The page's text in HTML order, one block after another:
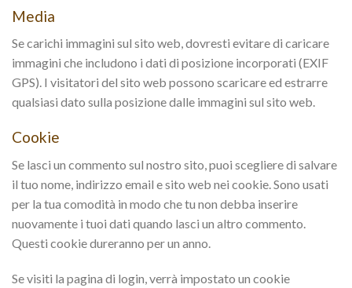
Media
Se carichi immagini sul sito web, dovresti evitare di caricare
immagini che includono i dati di posizione incorporati (EXIF
GPS). I visitatori del sito web possono scaricare ed estrarre
qualsiasi dato sulla posizione dalle immagini sul sito web.
Cookie
Se lasci un commento sul nostro sito, puoi scegliere di salvare
il tuo nome, indirizzo email e sito web nei cookie. Sono usati
per la tua comodità in modo che tu non debba inserire
nuovamente i tuoi dati quando lasci un altro commento.
Questi cookie dureranno per un anno.
Se visiti la pagina di login, verrà impostato un cookie